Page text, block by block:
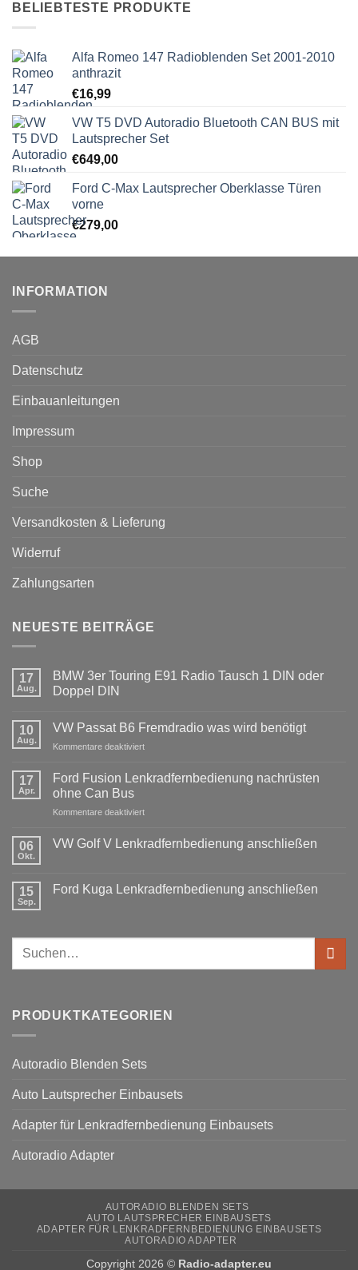
BELIEBTESTE PRODUKTE
Alfa Romeo 147 Radioblenden Set 2001-2010
anthrazit
€16,99
VW T5 DVD Autoradio Bluetooth CAN BUS mit
Lautsprecher Set
€649,00
Ford C-Max Lautsprecher Oberklasse Türen
vorne
€279,00
INFORMATION
AGB
Datenschutz
Einbauanleitungen
Impressum
Shop
Suche
Versandkosten & Lieferung
Widerruf
Zahlungsarten
NEUESTE BEITRÄGE
17
Aug.
BMW 3er Touring E91 Radio Tausch 1 DIN oder
Doppel DIN
zu
3er
Radio
Tausch
1
DIN
DIN
10
Aug.
VW Passat B6 Fremdradio was wird benötigt
Kommentare deaktiviertfür
Passat
was
benötigt
17
Apr.
Ford Fusion Lenkradfernbedienung nachrüsten
ohne Can Bus
Kommentare deaktiviertfür
Fusion
Can
06
Okt.
VW Golf V Lenkradfernbedienung anschließen
VW
15
Sep.
Ford Kuga Lenkradfernbedienung anschließen
Ford
Lenkradfernbedienung
anschließen
Suchen
PRODUKTKATEGORIEN
Autoradio Blenden Sets
Auto Lautsprecher Einbausets
Adapter für Lenkradfernbedienung Einbausets
Autoradio Adapter
AUTORADIO BLENDEN SETS
AUTO LAUTSPRECHER EINBAUSETS
ADAPTER FÜR LENKRADFERNBEDIENUNG EINBAUSETS
AUTORADIO ADAPTER
Copyright 2026 © Radio-adapter.eu